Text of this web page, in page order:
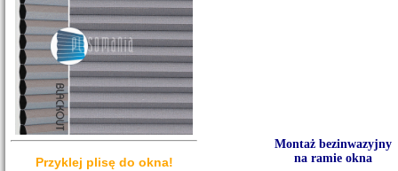
Montaż bezinwazyjny
na ramie okna
Przyklej plisę do okna!